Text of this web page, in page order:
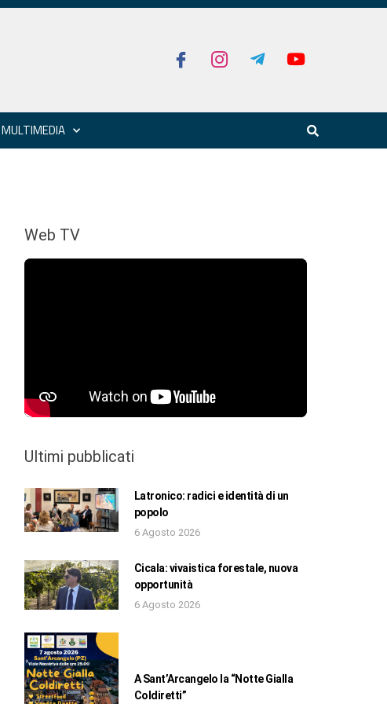
MULTIMEDIA
Web TV
Ultimi pubblicati
Latronico: radici e identità di un
popolo
6 Agosto 2026
Cicala: vivaistica forestale, nuova
opportunità
6 Agosto 2026
A Sant’Arcangelo la “Notte Gialla
Coldiretti”